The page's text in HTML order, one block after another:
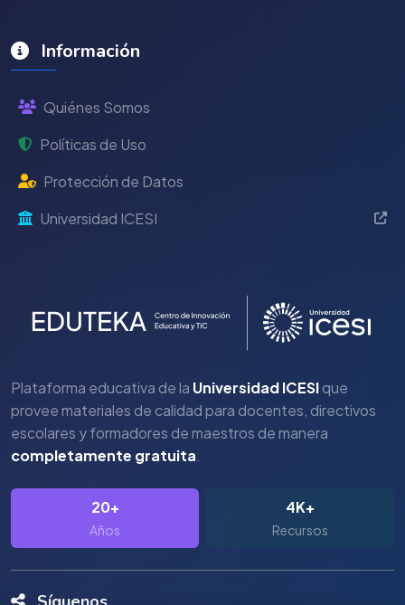
Información
Quiénes Somos
Políticas de Uso
Protección de Datos
Universidad ICESI
Plataforma educativa de la Universidad ICESIque
provee materiales de calidad para docentes, directivos
escolares y formadores de maestros de manera
completamente gratuita.
20+
Años
4K+
Recursos